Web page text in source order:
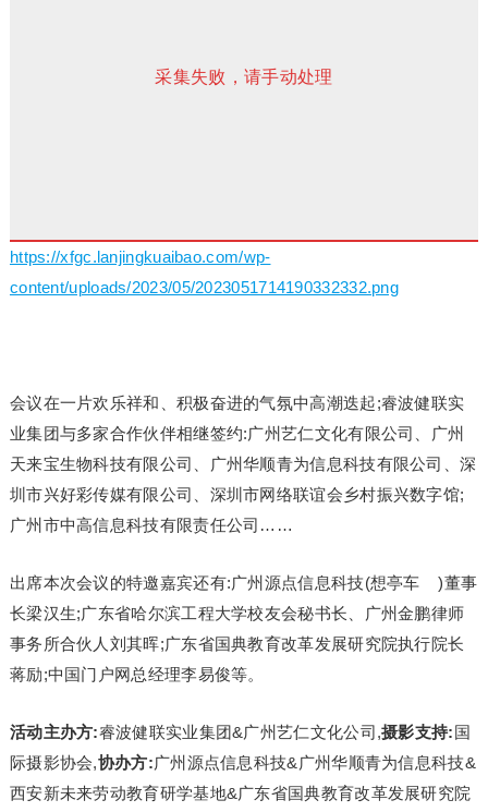
采集失败，请手动处理
https://xfgc.lanjingkuaibao.com/wp-
content/uploads/2023/05/2023051714190332332.png
会议在一片欢乐祥和、积极奋进的气氛中高潮迭起;睿波健联实
业集团与多家合作伙伴相继签约:广州艺仁文化有限公司、广州
天来宝生物科技有限公司、广州华顺青为信息科技有限公司、深
圳市兴好彩传媒有限公司、深圳市网络联谊会乡村振兴数字馆;
广州市中高信息科技有限责任公司……
出席本次会议的特邀嘉宾还有:广州源点信息科技(想亭车 )董事
长梁汉生;广东省哈尔滨工程大学校友会秘书长、广州金鹏律师
事务所合伙人刘其晖;广东省国典教育改革发展研究院执行院长
蒋励;中国门户网总经理李易俊等。
活动主办方:睿波健联实业集团&广州艺仁文化公司,摄影支持:国
际摄影协会,协办方:广州源点信息科技&广州华顺青为信息科技&
西安新未来劳动教育研学基地&广东省国典教育改革发展研究院